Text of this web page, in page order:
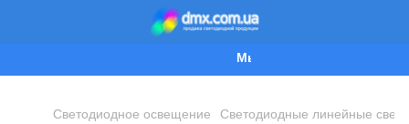
Мы работаем!
Светодиодное освещение Светодиодные линейные